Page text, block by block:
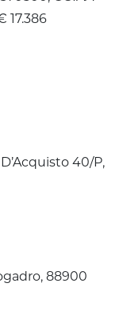
17.386
40/P,
88900